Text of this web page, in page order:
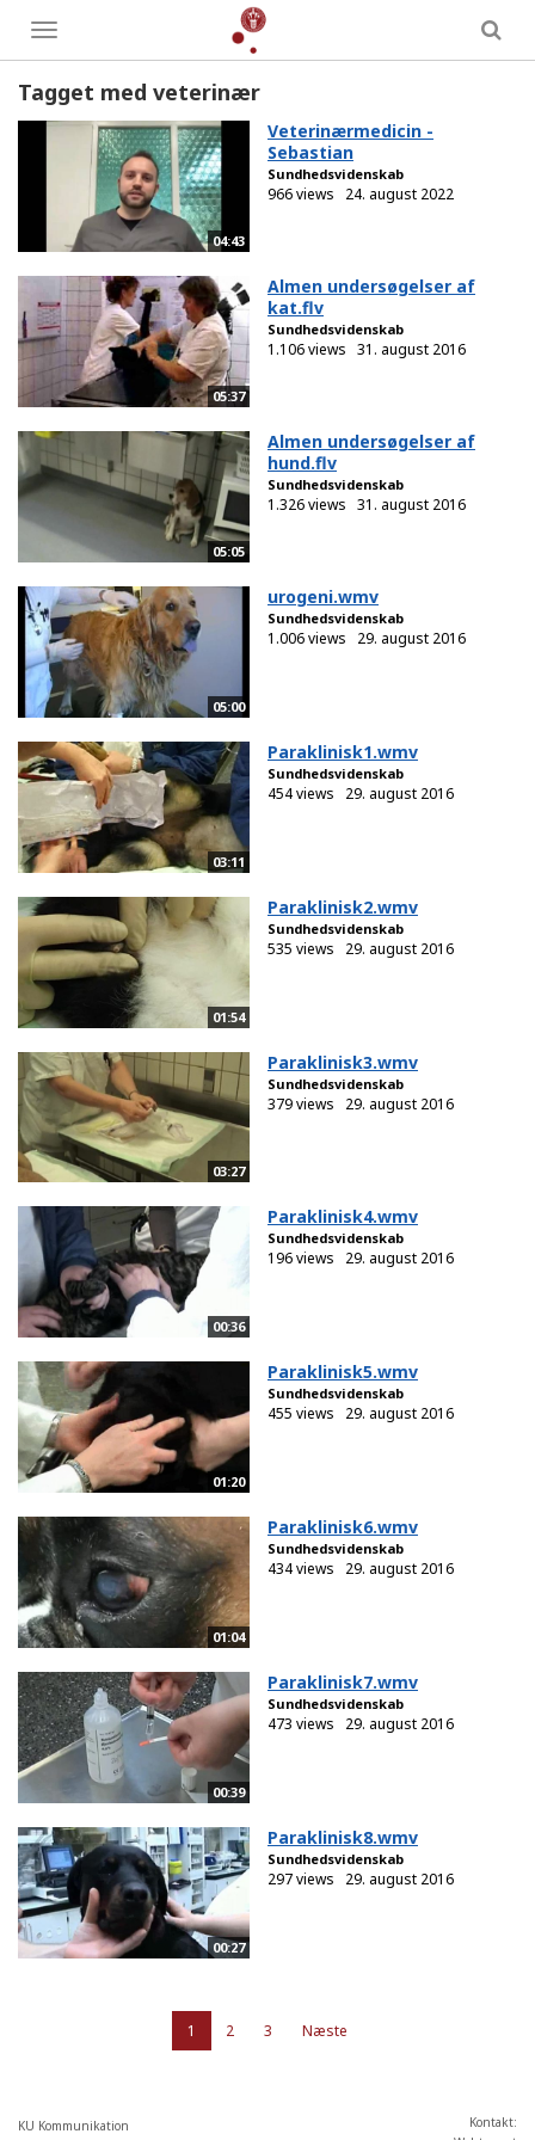
Toggle
menu
Tagget med veterinær
04:43
Veterinærmedicin -
Sebastian
Sundhedsvidenskab
966 views 24. august 2022
05:37
Almen undersøgelser af
kat.flv
Sundhedsvidenskab
1.106 views 31. august 2016
05:05
Almen undersøgelser af
hund.flv
Sundhedsvidenskab
1.326 views 31. august 2016
05:00
urogeni.wmv
Sundhedsvidenskab
1.006 views 29. august 2016
03:11
Paraklinisk1.wmv
Sundhedsvidenskab
454 views 29. august 2016
01:54
Paraklinisk2.wmv
Sundhedsvidenskab
535 views 29. august 2016
03:27
Paraklinisk3.wmv
Sundhedsvidenskab
379 views 29. august 2016
00:36
Paraklinisk4.wmv
Sundhedsvidenskab
196 views 29. august 2016
01:20
Paraklinisk5.wmv
Sundhedsvidenskab
455 views 29. august 2016
01:04
Paraklinisk6.wmv
Sundhedsvidenskab
434 views 29. august 2016
00:39
Paraklinisk7.wmv
Sundhedsvidenskab
473 views 29. august 2016
00:27
Paraklinisk8.wmv
Sundhedsvidenskab
297 views 29. august 2016
1 2 3 Næste
KU Kommunikation
Kontakt: